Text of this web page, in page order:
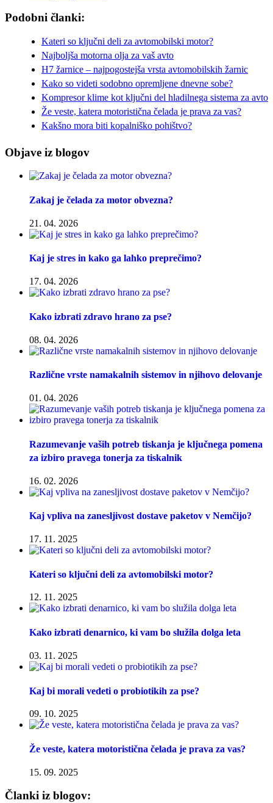
Podobni članki:
Kateri so ključni deli za avtomobilski motor?
Najboljša motorna olja za vaš avto
H7 žarnice – najpogostejša vrsta avtomobilskih žarnic
Kako so videti sodobno opremljene dnevne sobe?
Kompresor klime kot ključni del hladilnega sistema za avto
Že veste, katera motoristična čelada je prava za vas?
Kakšno mora biti kopalniško pohištvo?
Objave iz blogov
Zakaj je čelada za motor obvezna?
21. 04. 2026
Kaj je stres in kako ga lahko preprečimo?
17. 04. 2026
Kako izbrati zdravo hrano za pse?
08. 04. 2026
Različne vrste namakalnih sistemov in njihovo delovanje
01. 04. 2026
Razumevanje vaših potreb tiskanja je ključnega pomena
za izbiro pravega tonerja za tiskalnik
16. 02. 2026
Kaj vpliva na zanesljivost dostave paketov v Nemčijo?
17. 11. 2025
Kateri so ključni deli za avtomobilski motor?
12. 11. 2025
Kako izbrati denarnico, ki vam bo služila dolga leta
03. 11. 2025
Kaj bi morali vedeti o probiotikih za pse?
09. 10. 2025
Že veste, katera motoristična čelada je prava za vas?
15. 09. 2025
Članki iz blogov: